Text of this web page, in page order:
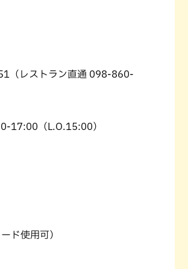
（レストラン直通 098-860-
17:00（L.O.15:00）
ド使用可）